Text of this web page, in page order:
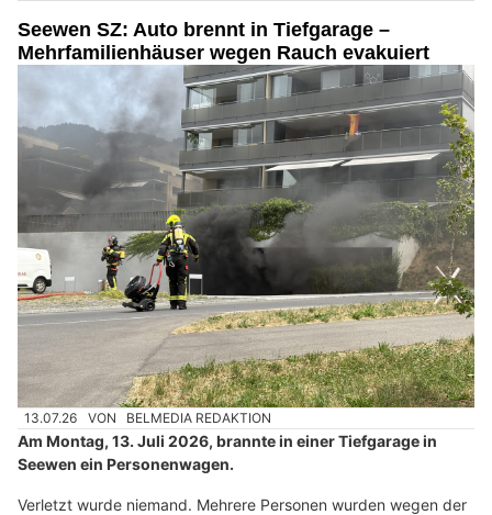
Seewen SZ: Auto brennt in Tiefgarage –
Mehrfamilienhäuser wegen Rauch evakuiert
13.07.26 VON BELMEDIA REDAKTION
Am Montag, 13. Juli 2026, brannte in einer Tiefgarage in
Seewen ein Personenwagen.
Verletzt wurde niemand. Mehrere Personen wurden wegen der